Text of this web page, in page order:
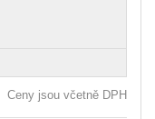
Ceny jsou včetně DPH